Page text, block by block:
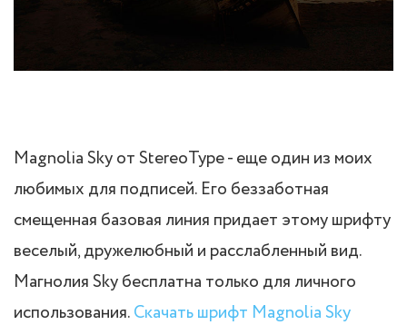
Magnolia Sky от StereoType - еще один из моих
любимых для подписей. Его беззаботная
смещенная базовая линия придает этому шрифту
веселый, дружелюбный и расслабленный вид.
Магнолия Sky бесплатна только для личного
использования.Скачать шрифт Magnolia Sky